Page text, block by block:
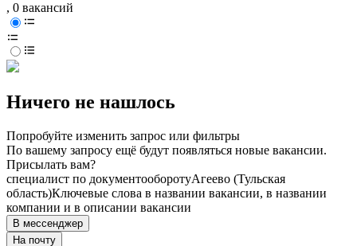
, 0 вакансий
Ничего не нашлось
Попробуйте изменить запрос или фильтры
По вашему запросу ещё будут появляться новые вакансии.
Присылать вам?
специалист по документооборотуАгеево (Тульская
область)Ключевые слова в названии вакансии, в названии
компании и в описании вакансии
В мессенджер
На почту